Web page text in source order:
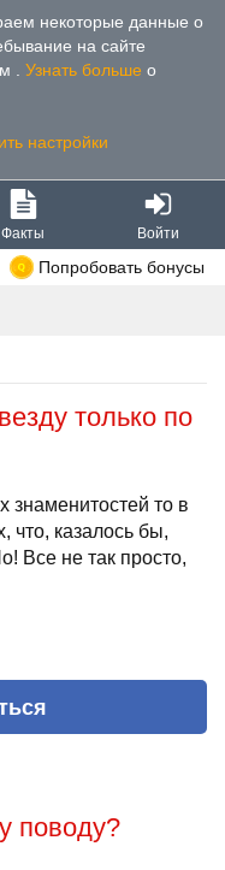
некоторые данные о
на сайте
Узнать больше о
настройки
Факты Войти
Попробовать бонусы
только по
знаменитостей то в
что, казалось бы,
Все не так просто,
поводу?